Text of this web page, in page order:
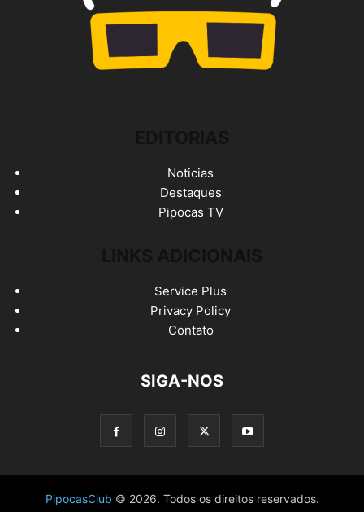
Noticias
Destaques
Pipocas TV
Service Plus
Privacy Policy
Contato
SIGA-NOS
PipocasClub © 2026. Todos os direitos reservados.